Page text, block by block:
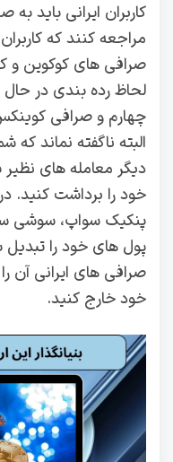
کاربران ایرانی باید
مراجعه کنند که
صرافی های کوکوین و
لحاظ رده بندی در
چهارم و صرافی
البته ناگفته نماند
دیگر معامله های
خود را برداشت کنید‌.
پنکیک سواپ، سوشی
پول های خود را تبدیل
صرافی های ایرانی آن
خود خارج کنید.